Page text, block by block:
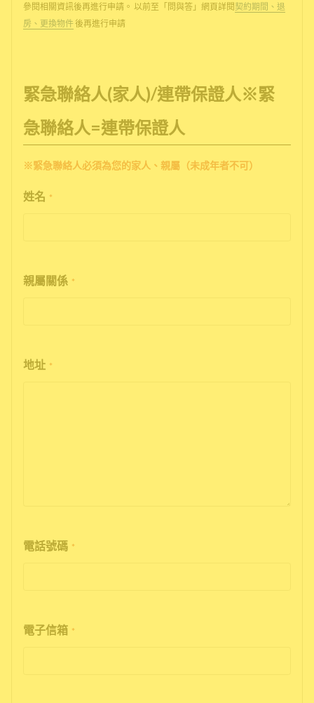
參閱相關資訊後再進行申請。 以前至「問與答」網頁詳閱 契約期間、退
房、更換物件後再進行申請
緊急聯絡人(家人)/連帶保證人※緊
急聯絡人=連帶保證人
※緊急聯絡人必須為您的家人、親屬（未成年者不可）
姓名 *
親屬關係 *
地址 *
電話號碼 *
電子信箱 *